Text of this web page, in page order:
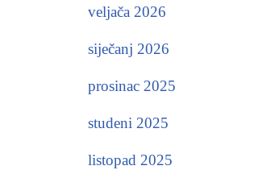
veljača 2026
siječanj 2026
prosinac 2025
studeni 2025
listopad 2025